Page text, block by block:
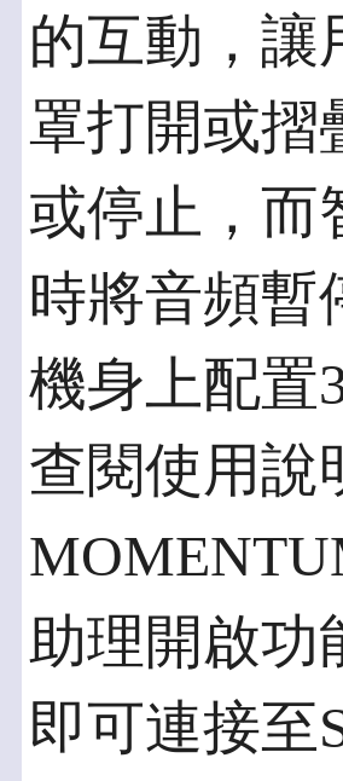
的互動，讓
罩打開或摺
或停止，而
時將音頻暫
機身上配置
查閱使用說
助理開啟功
即可連接至